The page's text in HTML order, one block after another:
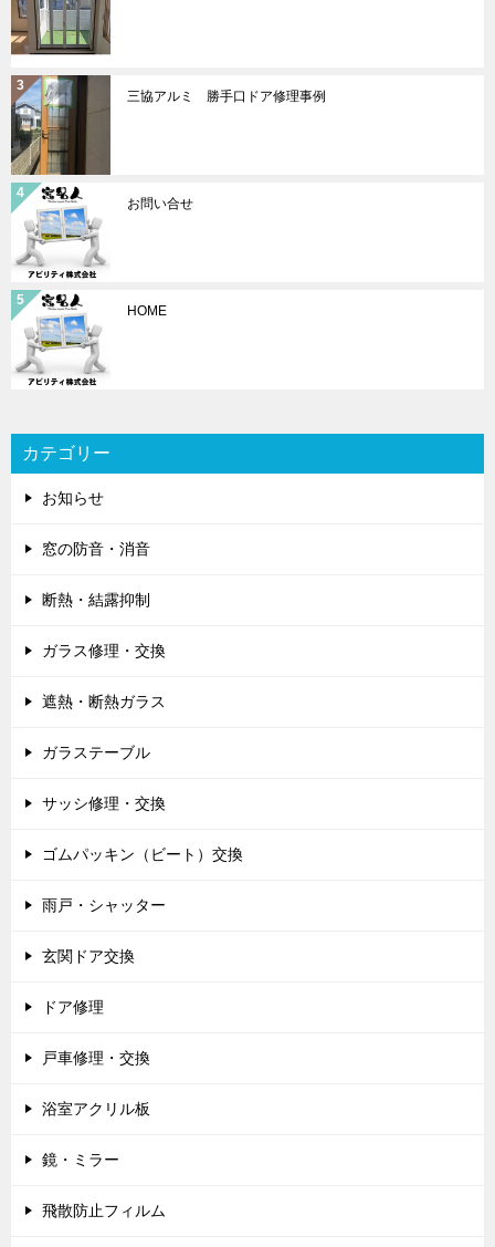
三協アルミ 勝手口ドア修理事例
お問い合せ
HOME
カテゴリー
お知らせ
窓の防音・消音
断熱・結露抑制
ガラス修理・交換
遮熱・断熱ガラス
ガラステーブル
サッシ修理・交換
ゴムパッキン（ビート）交換
雨戸・シャッター
玄関ドア交換
ドア修理
戸車修理・交換
浴室アクリル板
鏡・ミラー
飛散防止フィルム